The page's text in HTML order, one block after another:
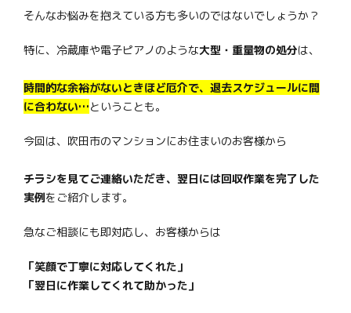
そんなお悩みを抱えている方も多いのではないでしょうか？
特に、冷蔵庫や電子ピアノのような大型・重量物の処分は、
時間的な余裕がないときほど厄介で、退去スケジュールに間
に合わない…ということも。
今回は、吹田市のマンションにお住まいのお客様から
チラシを見てご連絡いただき、翌日には回収作業を完了した
実例をご紹介します。
急なご相談にも即対応し、お客様からは
「笑顔で丁寧に対応してくれた」
「翌日に作業してくれて助かった」